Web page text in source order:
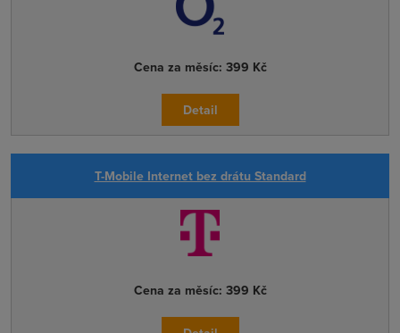
Cena za měsíc: 399 Kč
Detail
T-Mobile Internet bez drátu Standard
Cena za měsíc: 399 Kč